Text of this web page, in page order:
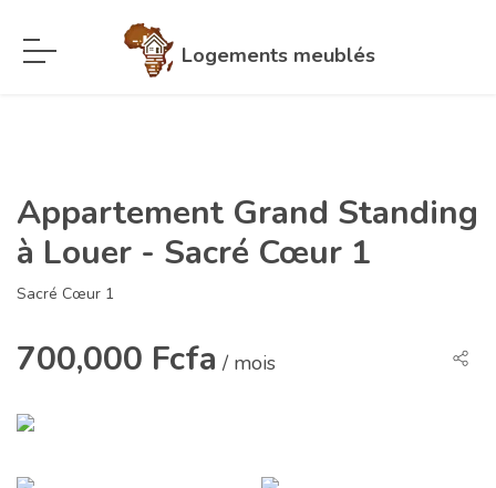
Logements meublés
Appartement Grand Standing
à Louer - Sacré Cœur 1
Sacré Cœur 1
700,000 Fcfa / mois